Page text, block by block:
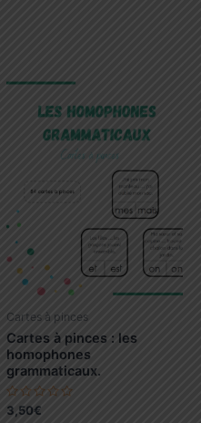
Cartes à pinces
Cartes à pinces : les
homophones
grammaticaux.
N
3,50€